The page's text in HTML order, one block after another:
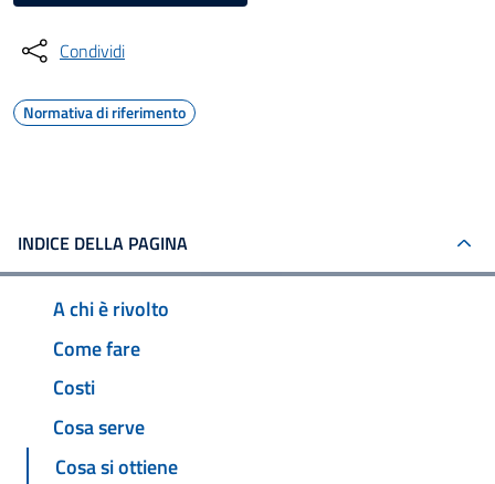
Condividi
Normativa di riferimento
INDICE DELLA PAGINA
A chi è rivolto
Come fare
Costi
Cosa serve
Cosa si ottiene